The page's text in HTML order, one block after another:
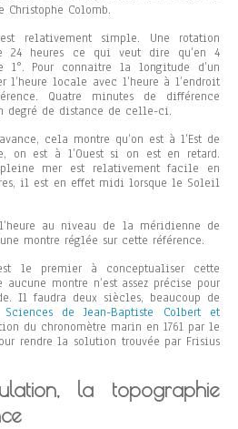
Colomb.
relativement simple. Une rotation
24 heures ce qui veut dire qu’en 4
Pour connaitre la longitude d’un
l’heure locale avec l’heure à l’endroit
Quatre minutes de différence
degré de distance de celle-ci.
cela montre qu’on est à l’Est de
on est à l’Ouest si on est en retard.
mer est relativement facile en
il est en effet midi lorsque le Soleil
au niveau de la méridienne de
montre réglée sur cette référence.
le premier à conceptualiser cette
montre n’est assez précise pour
Il faudra deux siècles, beaucoup de
Sciences de Jean-Baptiste Colbert et
du chronomètre marin en 1761 par le
rendre la solution trouvée par Frisius
la topographie